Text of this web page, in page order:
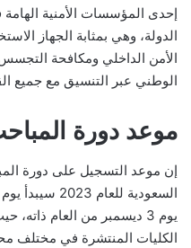
إحدى المؤسسات الأمنية الهامة
الدولة، وهي بمثابة الجهاز
الأمن الداخلي ومكافحة
الوطني عبر التنسيق مع جميع
موعد دورة المباحث
إن موعد التسجيل على دورة
يوم 3 ديسمبر من العام
الكليات المنتشرة في مختلف